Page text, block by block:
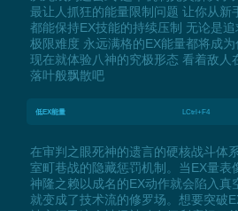
最让人抓狂的能量限制问题 让你从新
都能保持EX技能的持续压制 无论是
极限难度 永远满格的EX能量都将成
现在就体验八神的究极形态 看着敌人
落叶般飘散吧
低EX能量 LCtrl+F4
在审判之眼死神的遗言的硬核战斗体
室町巷战的隐藏惩罚机制。当EX量表
神隆之赖以成名的EX动作就会陷入真
就变成了技术流的修罗场。想要突破